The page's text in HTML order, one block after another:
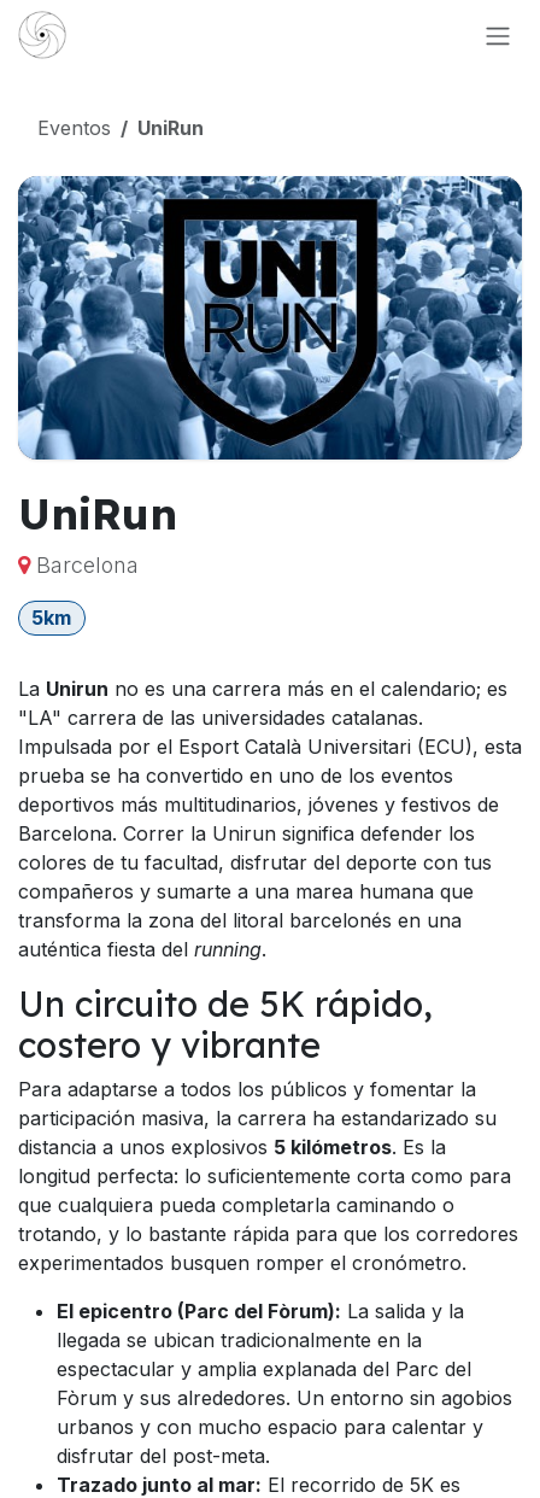
Ir al contenido
Eventos UniRun
UniRun
Barcelona
5km
La Unirun no es una carrera más en el calendario; es
"LA" carrera de las universidades catalanas.
Impulsada por el Esport Català Universitari (ECU), esta
prueba se ha convertido en uno de los eventos
deportivos más multitudinarios, jóvenes y festivos de
Barcelona. Correr la Unirun significa defender los
colores de tu facultad, disfrutar del deporte con tus
compañeros y sumarte a una marea humana que
transforma la zona del litoral barcelonés en una
auténtica fiesta del running.
Un circuito de 5K rápido,
costero y vibrante
Para adaptarse a todos los públicos y fomentar la
participación masiva, la carrera ha estandarizado su
distancia a unos explosivos 5 kilómetros. Es la
longitud perfecta: lo suficientemente corta como para
que cualquiera pueda completarla caminando o
trotando, y lo bastante rápida para que los corredores
experimentados busquen romper el cronómetro.
El epicentro (Parc del Fòrum): La salida y la
llegada se ubican tradicionalmente en la
espectacular y amplia explanada del Parc del
Fòrum y sus alrededores. Un entorno sin agobios
urbanos y con mucho espacio para calentar y
disfrutar del post-meta.
Trazado junto al mar: El recorrido de 5K es